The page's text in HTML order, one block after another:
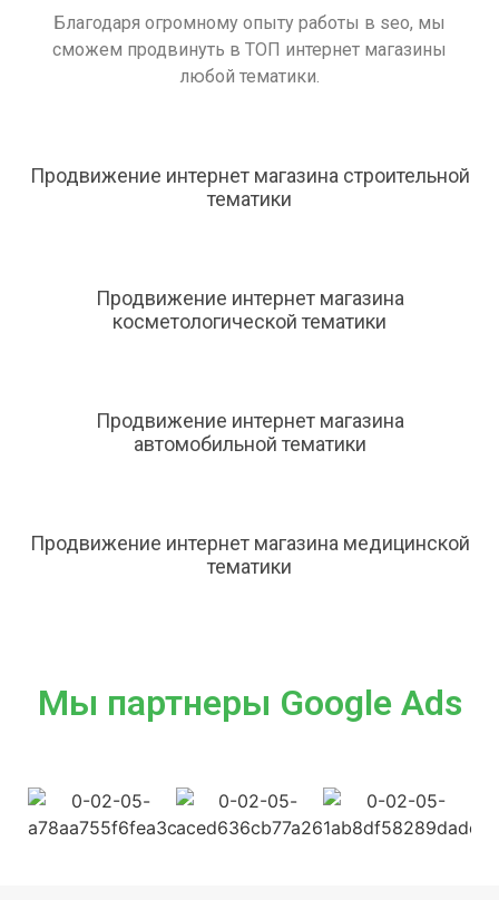
Благодаря огромному опыту работы в seo, мы
сможем продвинуть в ТОП интернет магазины
любой тематики.
Продвижение интернет магазина строительной
тематики
Продвижение интернет магазина
косметологической тематики
Продвижение интернет магазина
автомобильной тематики
Продвижение интернет магазина медицинской
тематики
Мы партнеры Google Ads